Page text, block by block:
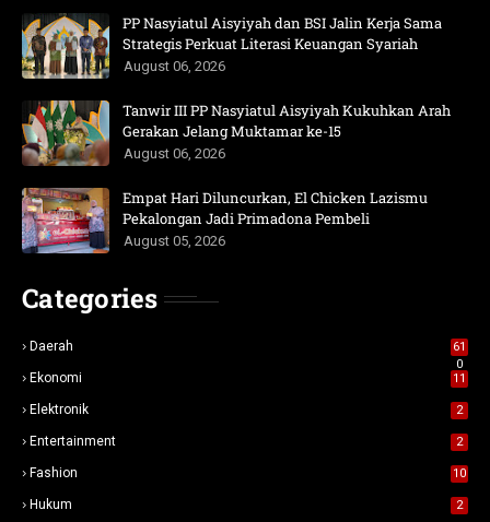
PP Nasyiatul Aisyiyah dan BSI Jalin Kerja Sama
Strategis Perkuat Literasi Keuangan Syariah
August 06, 2026
Tanwir III PP Nasyiatul Aisyiyah Kukuhkan Arah
Gerakan Jelang Muktamar ke-15
August 06, 2026
Empat Hari Diluncurkan, El Chicken Lazismu
Pekalongan Jadi Primadona Pembeli
August 05, 2026
Categories
Daerah
61
0
Ekonomi 11
Elektronik 2
Entertainment 2
Fashion 10
Hukum 2